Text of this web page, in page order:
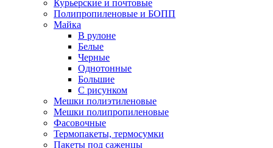
Курьерские и почтовые
Полипропиленовые и БОПП
Майка
В рулоне
Белые
Черные
Однотонные
Большие
С рисунком
Мешки полиэтиленовые
Мешки полипропиленовые
Фасовочные
Термопакеты, термосумки
Пакеты под саженцы